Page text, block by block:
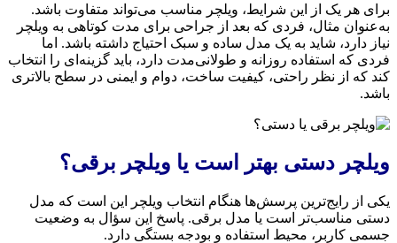
برای هر یک از این شرایط، ویلچر مناسب می‌تواند متفاوت باشد.
به‌عنوان مثال، فردی که بعد از جراحی برای مدت کوتاهی به ویلچر
نیاز دارد، شاید به یک مدل ساده و سبک احتیاج داشته باشد. اما
فردی که استفاده روزانه و طولانی‌مدت دارد، باید گزینه‌ای را انتخاب
کند که از نظر راحتی، کیفیت ساخت، دوام و ایمنی در سطح بالاتری
باشد.
ویلچر دستی بهتر است یا ویلچر برقی؟
یکی از رایج‌ترین پرسش‌ها هنگام انتخاب ویلچر این است که مدل
دستی مناسب‌تر است یا مدل برقی. پاسخ این سؤال به وضعیت
جسمی کاربر، محیط استفاده و بودجه بستگی دارد.